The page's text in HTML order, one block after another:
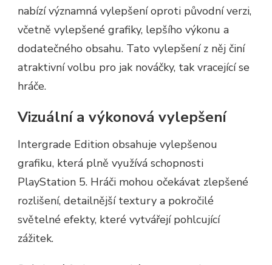
nabízí významná vylepšení oproti původní verzi,
včetně vylepšené grafiky, lepšího výkonu a
dodatečného obsahu. Tato vylepšení z něj činí
atraktivní volbu pro jak nováčky, tak vracející se
hráče.
Vizuální a výkonová vylepšení
Intergrade Edition obsahuje vylepšenou
grafiku, která plně využívá schopnosti
PlayStation 5. Hráči mohou očekávat zlepšené
rozlišení, detailnější textury a pokročilé
světelné efekty, které vytvářejí pohlcující
zážitek.